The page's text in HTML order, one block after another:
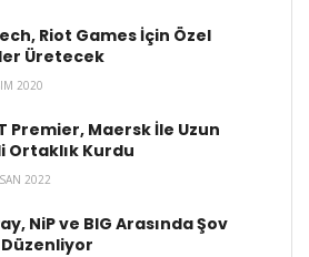
Riot Games İçin Özel
Üretecek
2020
Premier, Maersk İle Uzun
Ortaklık Kurdu
2022
NiP ve BIG Arasında Şov
Düzenliyor